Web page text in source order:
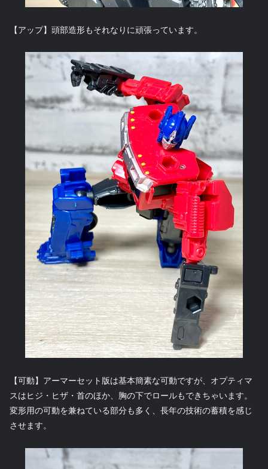
【アップ】頭部造形もそれなりに頑張っています。
【可動】アーマーセット版は基本簡素な可動ですが、オプティマ
スはヒジ・ヒザ・首のほか、胸の下でロールもできちゃいます。
変形用の可動を兼ねている部分も多く、長年の技術の蓄積を感じ
させます。